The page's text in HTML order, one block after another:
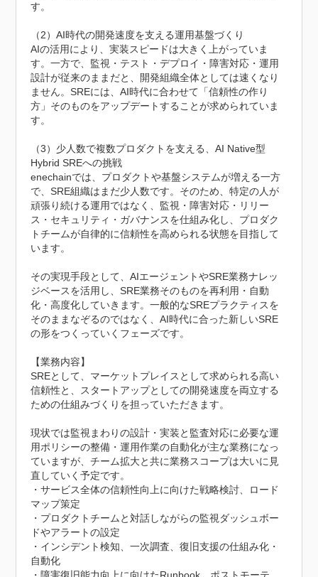
す。
（2）AI時代の開発速度を支える運用基盤づくり
AIの活用により、実装スピードは大きく上がっていま
す。一方で、監視・テスト・デプロイ・障害対応・運用
設計が従来のままだと、開発組織全体としては速くなり
ません。SREには、AI時代に合わせて「信頼性の作り
方」そのものをアップデートすることが求められていま
す。
（3）少人数で複数プロダクトを支える、AI Native型
Hybrid SREへの挑戦
enechainでは、プロダクトや基盤システムが増える一方
で、SRE組織はまだ少人数です。そのため、特定の人が
頑張り続ける運用ではなく、監視・障害対応・リリー
ス・セキュリティ・ガバナンスを仕組み化し、プロダク
トチームが自律的に信頼性を高められる状態を目指して
います。
その実現手段として、AIエージェントやSRE業務ナレッ
ジベースを活用し、SRE業務そのものを再利用・自動
化・高度化していきます。一般的なSREプラクティスを
そのままなぞるのではなく、AI時代に合った新しいSRE
の形をつくっていくフェーズです。
【業務内容】
SREとして、マーケットプレイスとして求められる高い
信頼性と、スタートアップとしての開発速度を両立する
ための仕組みづくりを担っていただきます。
現状では監視まわりの設計・実装と監査対応に必要な運
用ポリシーの整備・運用作業の自動化が主な業務になっ
ていますが、チーム拡大と共に業務スコープは大いに見
直していく予定です。
・サービス全体の信頼性向上に向けた戦略検討、ロード
マップ策定
・プロダクトチームと対話しながらの監視ダッシュボー
ドやアラートの設定
・インシデント検知、一次調査、復旧支援の仕組み化・
自動化